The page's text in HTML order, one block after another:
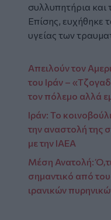
συλλυπητήρια
Επίσης, ευχήθηκε
υγείας των
Απειλούν τον
του Ιράν –
τον πόλεμο αλλά
Ιράν: Το
την αναστολή της
με την ΙΑΕΑ
Μέση Ανατολή:
σημαντικό από
ιρανικών